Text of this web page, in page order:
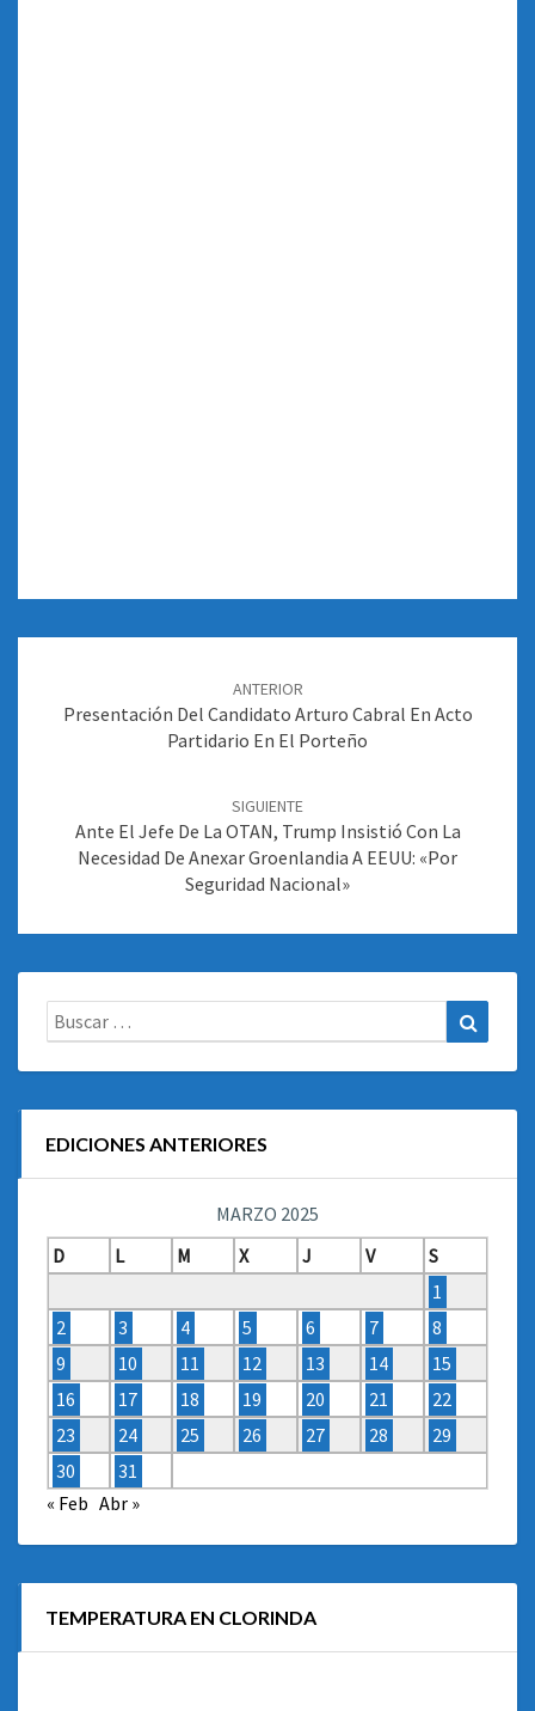
entradas
ANTERIOR
Presentación Del Candidato Arturo Cabral En Acto
Partidario En El Porteño
SIGUIENTE
Ante El Jefe De La OTAN, Trump Insistió Con La
Necesidad De Anexar Groenlandia A EEUU: «Por
Seguridad Nacional»
Buscar:
EDICIONES ANTERIORES
MARZO 2025
D
L M X J V
S
1
2
3 4 5 6 7
8
9
10 11 12 13 14
15
16
17 18 19 20 21
22
23
24 25 26 27 28
29
30
31
« Feb Abr »
TEMPERATURA EN CLORINDA